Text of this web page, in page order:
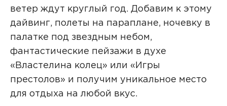
ветер ждут круглый год. Добавим к этому
дайвинг, полеты на параплане, ночевку в
палатке под звездным небом,
фантастические пейзажи в духе
«Властелина колец» или «Игры
престолов» и получим уникальное место
для отдыха на любой вкус.